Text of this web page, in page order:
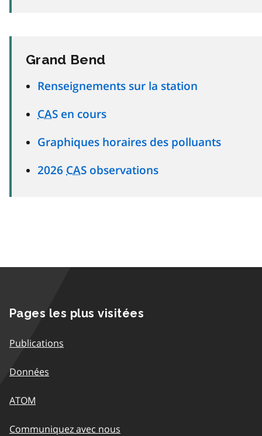
Grand Bend
Renseignements sur la station
CAS en cours
Graphiques horaires des polluants
2026 CAS observations
Pages les plus visitées
Publications
Données
ATOM
Communiquez avec nous